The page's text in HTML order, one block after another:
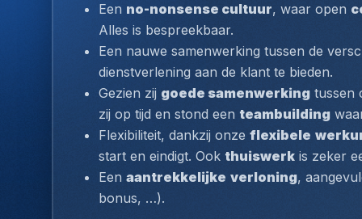
Een no-nonsense cultuur, waar open
Alles is bespreekbaar.
Een nauwe samenwerking tussen de
dienstverlening aan de klant te bieden.
Gezien zij goede samenwerking tussen
zij op tijd en stond een teambuilding
Flexibiliteit, dankzij onze flexibele
start en eindigt. Ook thuiswerk is zeker
Een aantrekkelijke verloning,
bonus, …).